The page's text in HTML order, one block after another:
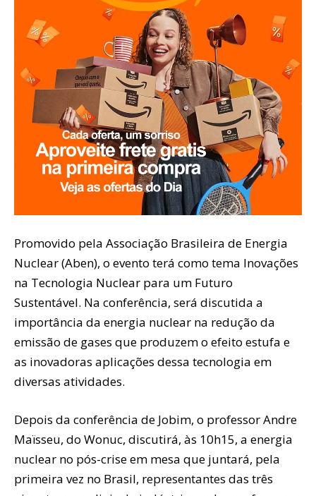
Promovido pela Associação Brasileira de Energia
Nuclear (Aben), o evento terá como tema Inovações
na Tecnologia Nuclear para um Futuro
Sustentável. Na conferência, será discutida a
importância da energia nuclear na redução da
emissão de gases que produzem o efeito estufa e
as inovadoras aplicações dessa tecnologia em
diversas atividades.
Depois da conferência de Jobim, o professor Andre
Maïsseu, do Wonuc, discutirá, às 10h15, a energia
nuclear no pós-crise em mesa que juntará, pela
primeira vez no Brasil, representantes das três